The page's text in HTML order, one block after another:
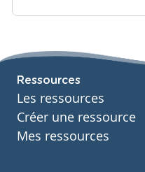
Ressources
Les ressources
Créer une ressource
Mes ressources